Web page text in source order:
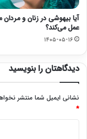
آیا بیهوشی در زنان و مردان
عمل می‌کند؟
۱۴۰۵-۰۵-۱۶
دیدگاهتان را بنویسید
نشانی ایمیل شما منتشر
*